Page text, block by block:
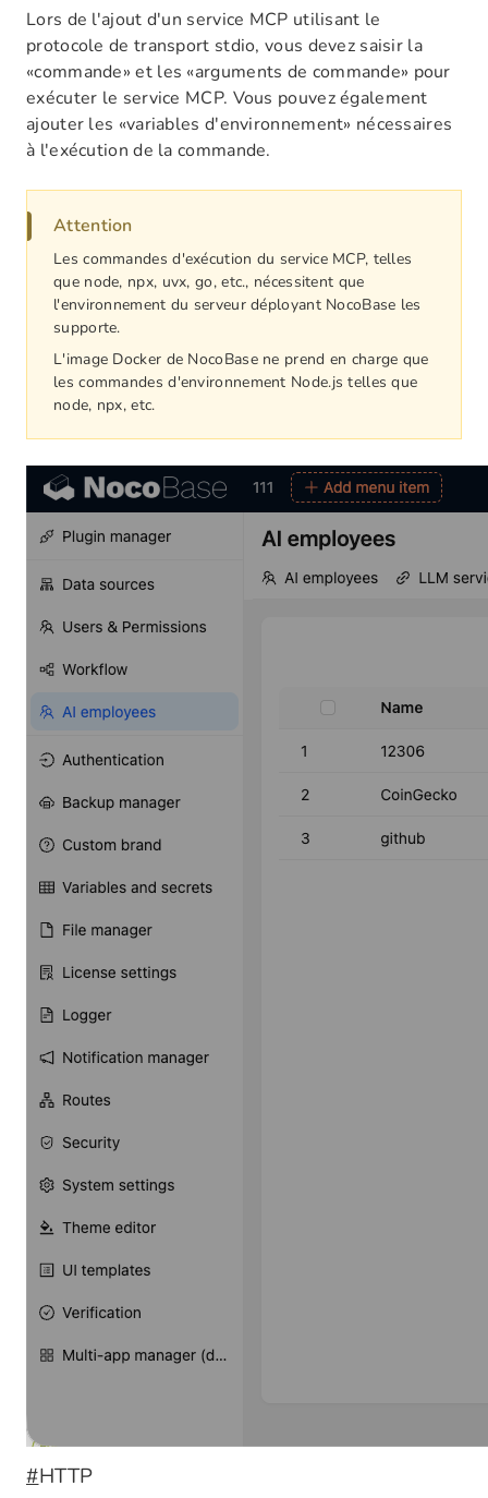
Lors de l'ajout d'un service MCP utilisant le
protocole de transport stdio, vous devez saisir la
«commande» et les «arguments de commande» pour
exécuter le service MCP. Vous pouvez également
ajouter les «variables d'environnement» nécessaires
à l'exécution de la commande.
Attention
Les commandes d'exécution du service MCP, telles
que node, npx, uvx, go, etc., nécessitent que
l'environnement du serveur déployant NocoBase les
supporte.
L'image Docker de NocoBase ne prend en charge que
les commandes d'environnement Node.js telles que
node, npx, etc.
#HTTP